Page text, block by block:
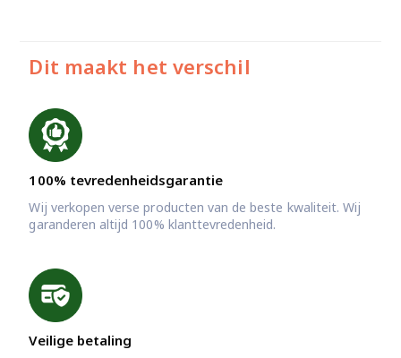
Dit maakt het verschil
100% tevredenheidsgarantie
Wij verkopen verse producten van de beste kwaliteit. Wij
garanderen altijd 100% klanttevredenheid.
Veilige betaling